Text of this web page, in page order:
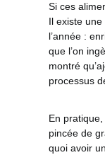
Si ces
Il existe
l’année :
que l’on
montré
processus
En pratique,
pincée de
quoi avoir